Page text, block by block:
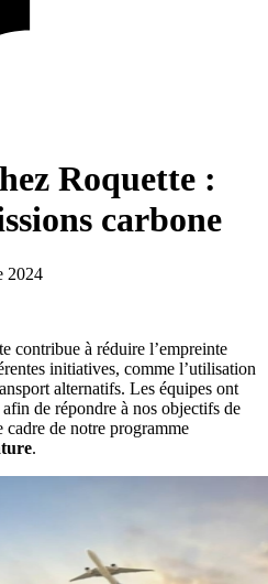
Roquette :
carbone
2024
contribue à réduire l’empreinte
initiatives, comme l’utilisation
alternatifs. Les équipes ont
de répondre à nos objectifs de
cadre de notre programme
.